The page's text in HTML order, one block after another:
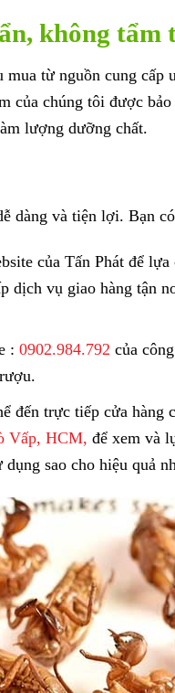
không tẩm
mua từ nguồn cung cấp
của chúng tôi được
lượng dưỡng chất.
dàng và tiện lợi. Bạn
của Tấn Phát để lựa
dịch vụ giao hàng tận
: 0902.984.792 của
đến trực tiếp cửa hàng
Vấp, HCM, để xem và
sao cho hiệu quả